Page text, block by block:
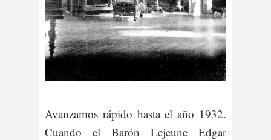
Avanzamos rápido hasta el año 1932.
Cuando el Barón Lejeune Edgar